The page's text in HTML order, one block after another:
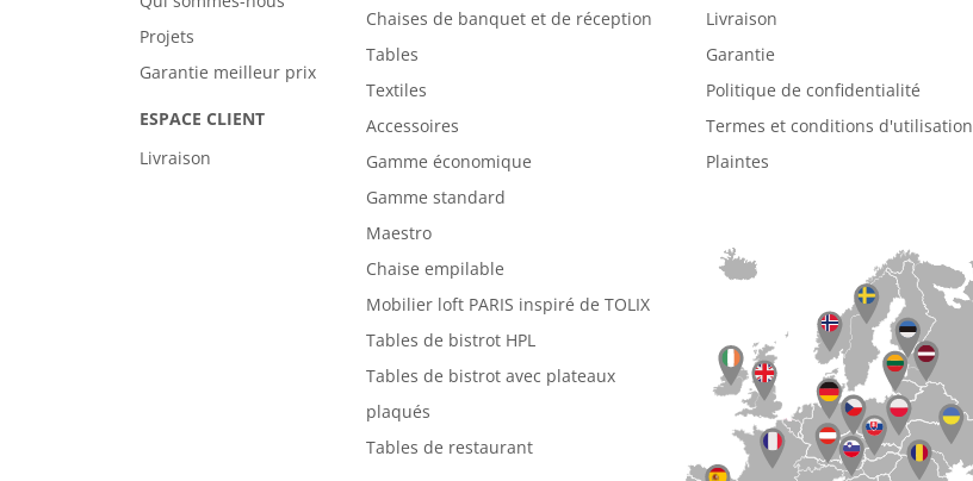
Projets
Garantie meilleur prix
ESPACE CLIENT
Livraison
Chaises de banquet et de réception
Tables
Textiles
Accessoires
Gamme économique
Gamme standard
Maestro
Chaise empilable
Mobilier loft PARIS inspiré de TOLIX
Tables de bistrot HPL
Tables de bistrot avec plateaux
plaqués
Tables de restaurant
Livraison
Garantie
Politique de confidentialité
Termes et conditions d'utilisation
Plaintes